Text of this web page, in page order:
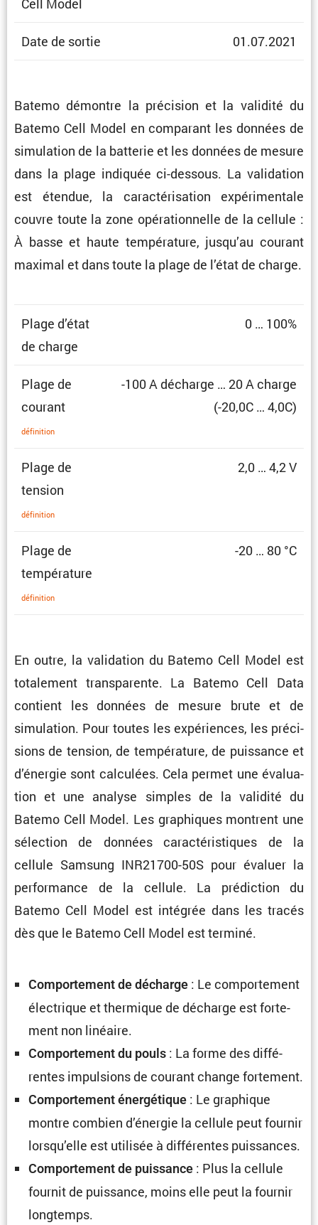
Date de sortie 01.07.2021
Batemo démontre la préci­sion et la validité du
Batemo Cell Model en compa­rant les données de
simula­tion de la batterie et les données de mesure
dans la plage indiquée ci-dessous. La valida­tion
est étendue, la carac­té­ri­sa­tion expéri­men­tale
couvre toute la zone opéra­tion­nelle de la cellule :
À basse et haute tempé­ra­ture, jusqu’au courant
maximal et dans toute la plage de l’état de charge.
Plage d’état
de charge
0 … 100%
Plage de
courant
défini­tion
-100 A décharge … 20 A charge
(-20,0C … 4,0C)
Plage de
tension
défini­tion
2,0 … 4,2 V
Plage de
température
défini­tion
-20 … 80 °C
En outre, la valida­tion du Batemo Cell Model est
totale­ment trans­pa­rente. La Batemo Cell Data
contient les données de mesure brute et de
simula­tion. Pour toutes les expériences, les préci­
sions de tension, de tempé­ra­ture, de puissance et
d’énergie sont calcu­lées. Cela permet une évalua­
tion et une analyse simples de la validité du
Batemo Cell Model. Les graphiques montrent une
sélec­tion de données carac­té­ris­tiques de la
cellule Samsung INR21700-50S pour évaluer la
perfor­mance de la cellule. La prédic­tion du
Batemo Cell Model est intégrée dans les tracés
dès que le Batemo Cell Model est terminé.
Compor­te­ment de décharge : Le compor­te­ment
électrique et thermique de décharge est forte­
ment non linéaire.
Compor­te­ment du pouls : La forme des diffé­
rentes impul­sions de courant change fortement.
Compor­te­ment énergé­tique : Le graphique
montre combien d’énergie la cellule peut fournir
lorsqu’elle est utilisée à diffé­rentes puissances.
Compor­te­ment de puissance : Plus la cellule
fournit de puissance, moins elle peut la fournir
longtemps.